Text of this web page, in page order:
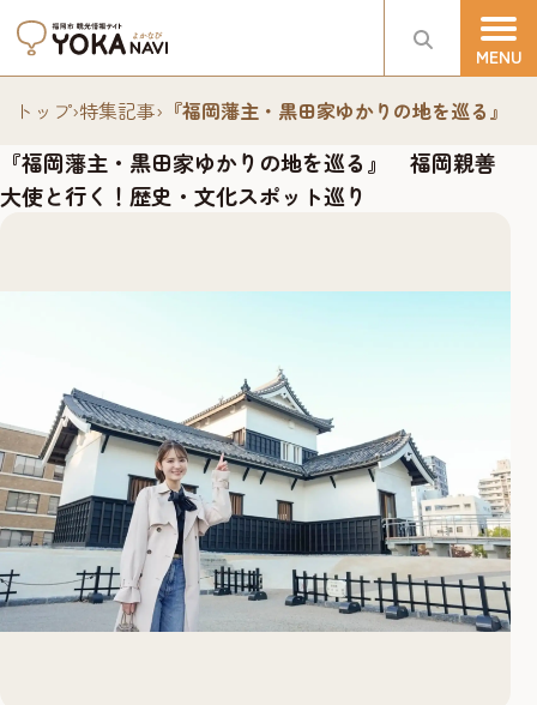
トップ›特集記事› 『福岡藩主・黒田家ゆかりの地を巡る』
『福岡藩主・黒田家ゆかりの地を巡る』 福岡親善
大使と行く！歴史・文化スポット巡り